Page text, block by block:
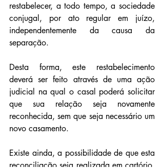
restabelecer, a todo tempo, a sociedade
conjugal, por ato regular em juízo,
independentemente da causa da
separação.
Desta forma, este restabelecimento
deverá ser feito através de uma ação
judicial na qual o casal poderá solicitar
que sua relação seja novamente
reconhecida, sem que seja necessário um
novo casamento.
Existe ainda, a possibilidade de que esta
reconciliação seja realizada em cartório,